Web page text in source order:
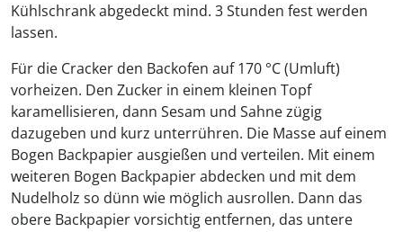
Kühlschrank abgedeckt mind. 3 Stunden fest werden
lassen.
Für die Cracker den Backofen auf 170 °C (Umluft)
vorheizen. Den Zucker in einem kleinen Topf
karamellisieren, dann Sesam und Sahne zügig
dazugeben und kurz unterrühren. Die Masse auf einem
Bogen Backpapier ausgießen und verteilen. Mit einem
weiteren Bogen Backpapier abdecken und mit dem
Nudelholz so dünn wie möglich ausrollen. Dann das
obere Backpapier vorsichtig entfernen, das untere